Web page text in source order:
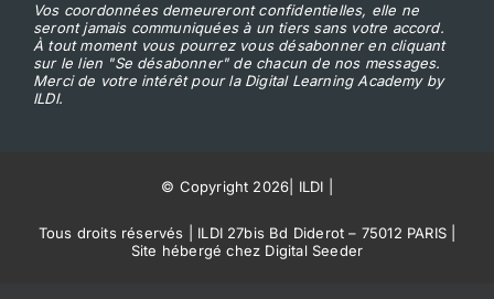
Vos coordonnées demeureront confidentielles, elle ne
seront jamais communiquées à un tiers sans votre accord.
À tout moment vous pourrez vous désabonner en cliquant
sur le lien "Se désabonner" de chacun de nos messages.
Merci de votre intérêt pour la Digital Learning Academy by
ILDI.
© Copyright 2026 ILDI
Tous droits réservés | ILDI 27bis Bd Diderot – 75012 PARIS |
Site hébergé chez Digital Seeder